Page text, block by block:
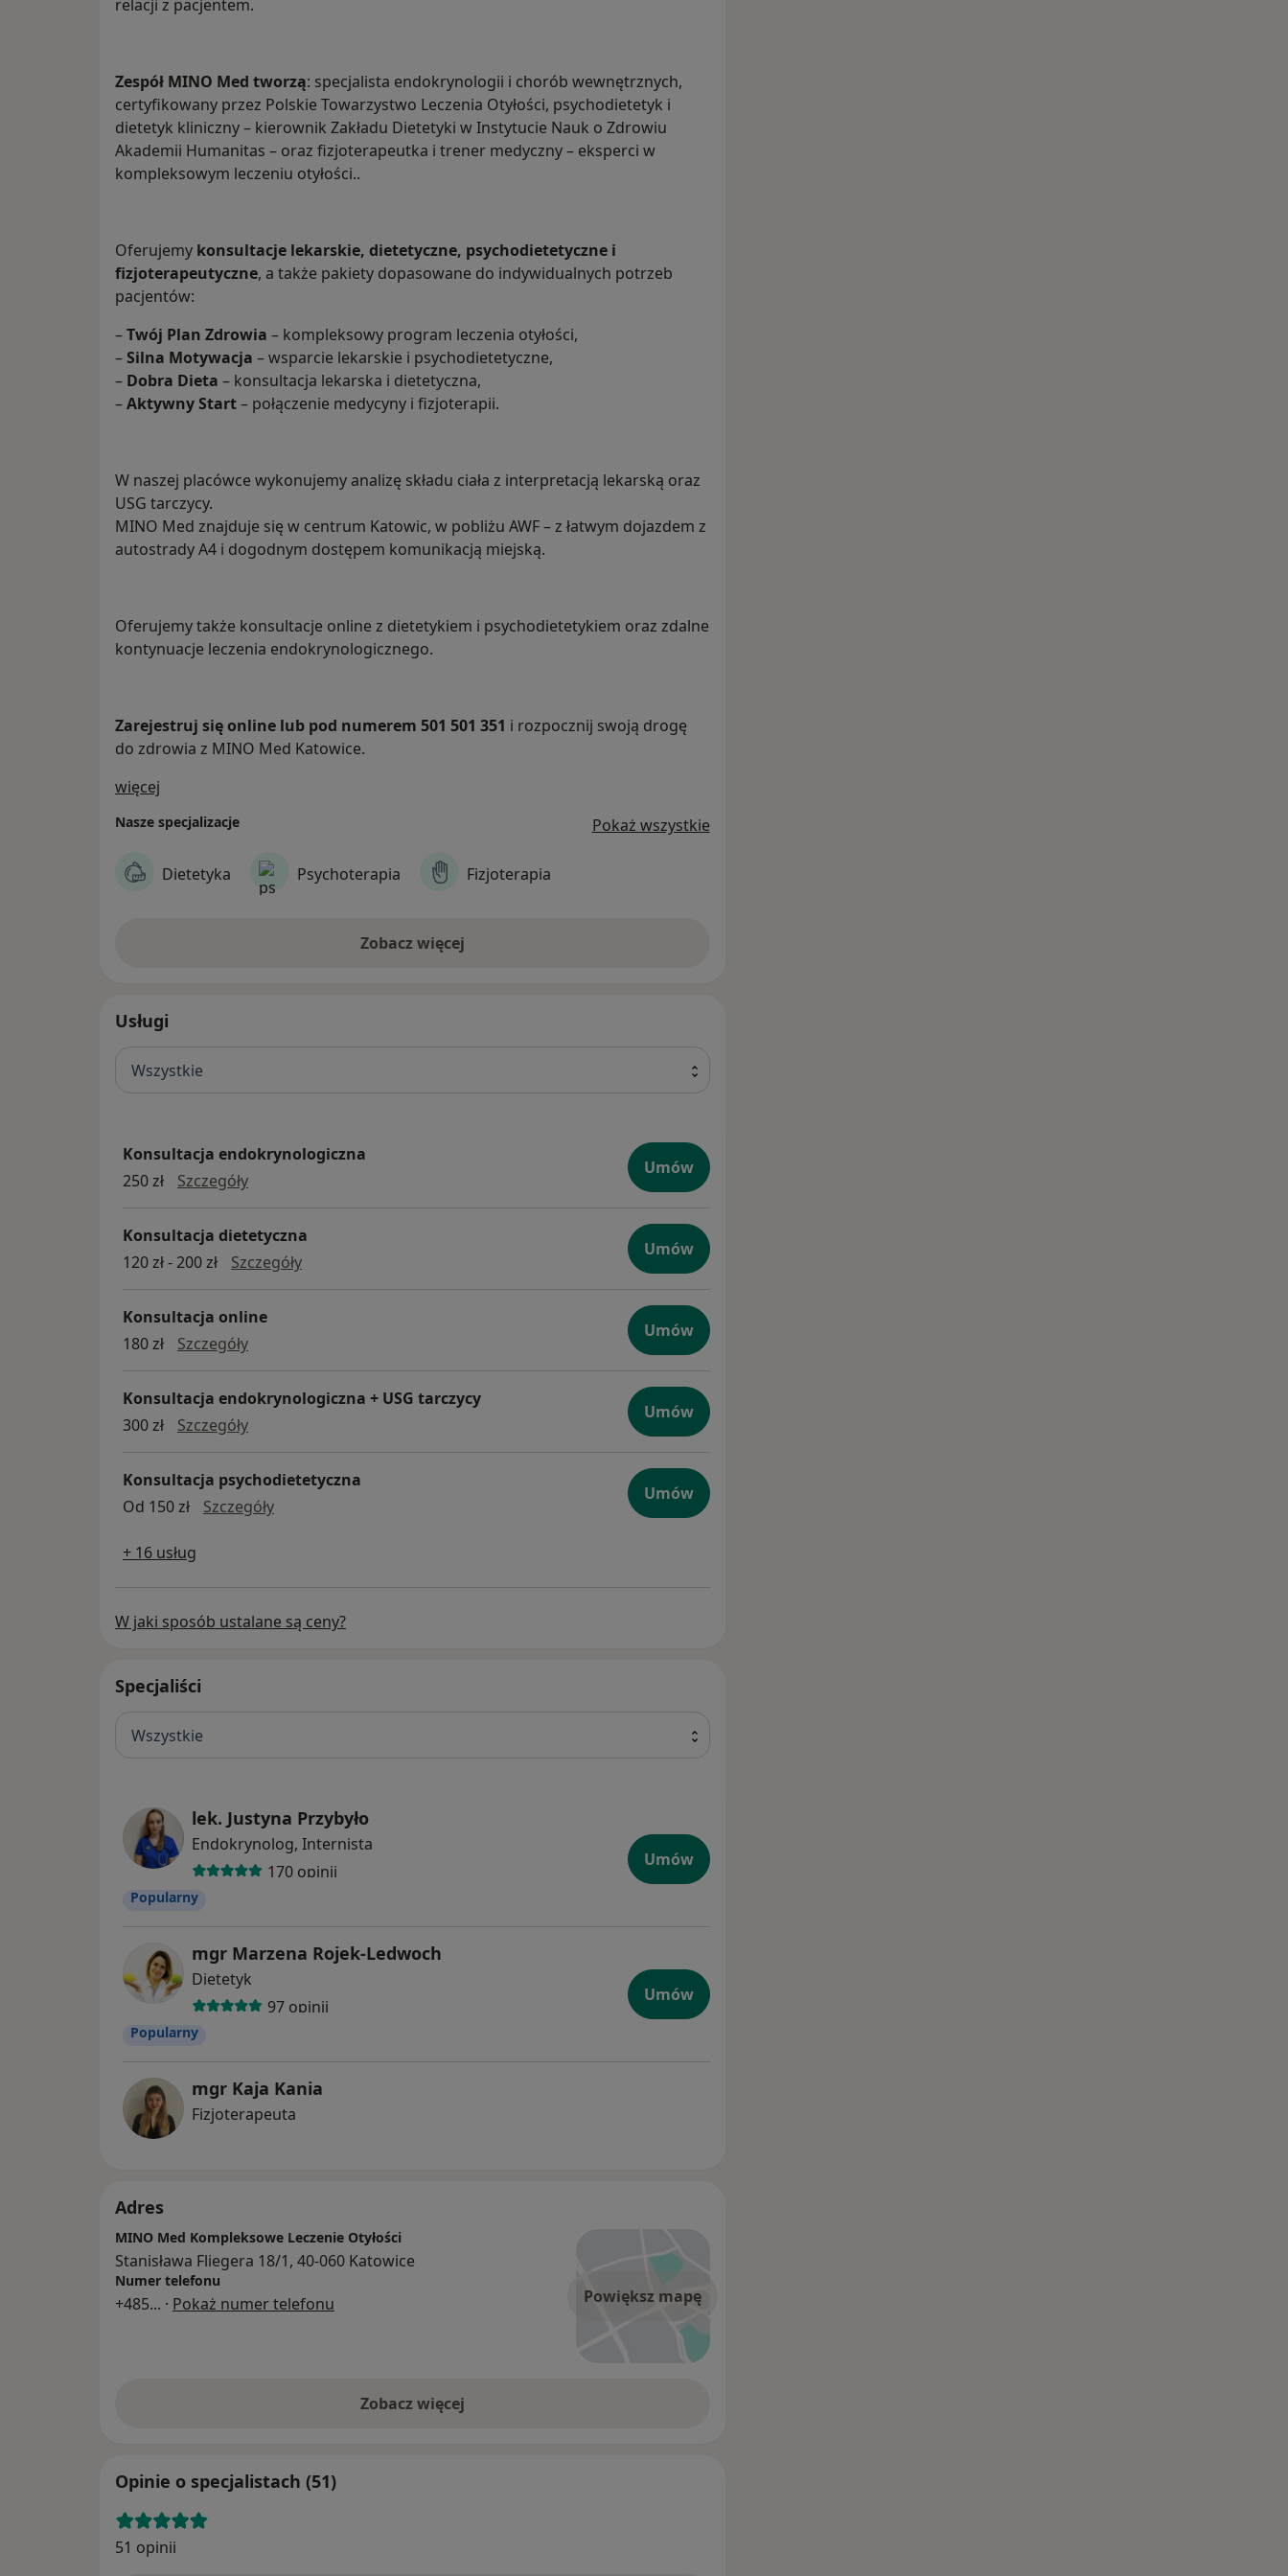
relacji z pacjentem.
Zespół MINO Med tworzą: specjalista endokrynologii i chorób wewnętrznych,
certyfikowany przez Polskie Towarzystwo Leczenia Otyłości, psychodietetyk i
dietetyk kliniczny – kierownik Zakładu Dietetyki w Instytucie Nauk o Zdrowiu
Akademii Humanitas – oraz fizjoterapeutka i trener medyczny – eksperci w
kompleksowym leczeniu otyłości..
Oferujemy konsultacje lekarskie, dietetyczne, psychodietetyczne i
fizjoterapeutyczne, a także pakiety dopasowane do indywidualnych potrzeb
pacjentów:
–Twój Plan Zdrowia – kompleksowy program leczenia otyłości,
–Silna Motywacja – wsparcie lekarskie i psychodietetyczne,
– Dobra Dieta – konsultacja lekarska i dietetyczna,
–Aktywny Start– połączenie medycyny i fizjoterapii.
W naszej placówce wykonujemy analizę składu ciała z interpretacją lekarską oraz
USG tarczycy.
MINO Med znajduje się w centrum Katowic, w pobliżu AWF – z łatwym dojazdem z
autostrady A4 i dogodnym dostępem komunikacją miejską.
Oferujemy także konsultacje online z dietetykiem i psychodietetykiem oraz zdalne
kontynuacje leczenia endokrynologicznego.
Zarejestruj się online lub pod numerem 501 501 351 i rozpocznij swoją drogę
do zdrowia z MINO Med Katowice.
więcej
Nasze specjalizacje Pokaż wszystkie
Dietetyka Psychoterapia Fizjoterapia
Zobacz więcej
Usługi
Wszystkie
Konsultacja endokrynologiczna
250 zł
SzczegółyKonsultacja endokrynologiczna
Umów
Konsultacja dietetyczna
120 zł - 200 zł
SzczegółyKonsultacja dietetyczna
Umów
Konsultacja online
180 zł
Szczegółykonsultacja online
Umów
Konsultacja endokrynologiczna + USG tarczycy
300 zł
Szczegółykonsultacja endokrynologiczna + USG tarczycy
Umów
Konsultacja psychodietetyczna
Od 150 zł
SzczegółyKonsultacja psychodietetyczna
Umów
+ 16 usług
W jaki sposób ustalane są ceny?
Specjaliści
Wszystkie
lek. Justyna Przybyło
Endokrynolog, Internista
170 opinii
Popularny
Umów
mgr Marzena Rojek-Ledwoch
Dietetyk
97 opinii
Popularny
Umów
mgr Kaja Kania
Fizjoterapeuta
Adres
Powiększ mapę
MINO Med Kompleksowe Leczenie Otyłości
Stanisława Fliegera 18/1, 40-060 Katowice
Numer telefonu
+485... · Pokaż numer telefonu
Zobacz więcej
Opinie o specjalistach (51)
51 opinii